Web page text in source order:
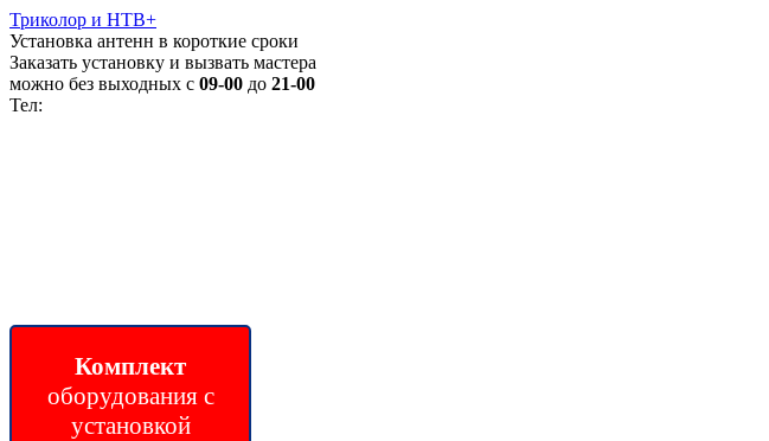
Триколор и НТВ+
Установка антенн в короткие сроки
Заказать установку и вызвать мастера
можно без выходных с 09-00 до 21-00
Тел:
Комплект
оборудования с
установкой